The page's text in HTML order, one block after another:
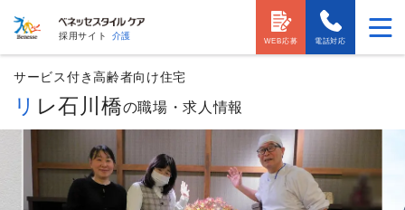
採用サイト 介護
電話対応
WEB応募
サービス付き高齢者向け住宅
リレ石川橋の職場・求人情報